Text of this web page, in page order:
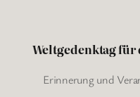
Weltgedenktag
Erinnerung und